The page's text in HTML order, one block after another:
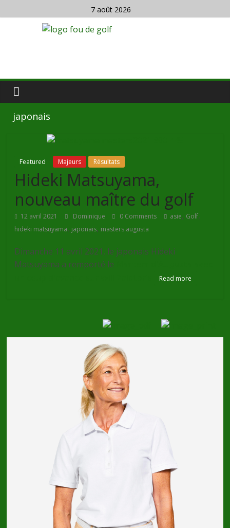
7 août 2026
japonais
Featured Majeurs Résultats
Hideki Matsuyama,
nouveau maître du golf
12 avril 2021 Dominique 0 Comments asie, Golf,
hideki matsuyama, japonais, masters augusta
Dimanche 11 avril 2021, le japonais Hideki
Matsuyama a remporté le
Read more